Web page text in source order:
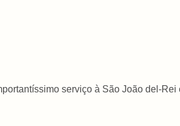
serviço à São João del-